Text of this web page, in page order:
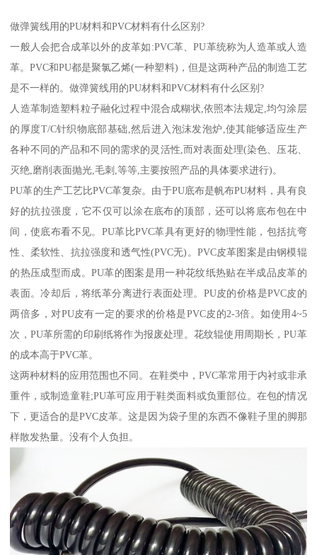
做弹簧线用的PU材料和PVC材料有什么区别?
一般人会把合成革以外的皮革如:PVC革、PU革统称为人造革或人造
革。PVC和PU都是聚氯乙烯(一种塑料)，但是这两种产品的制造工艺
是不一样的。做弹簧线用的PU材料和PVC材料有什么区别?
人造革制造塑料粒子融化过程中混合成糊状,依照本法规定,均匀涂层
的厚度T/C针织物底部基础,然后进入泡沫发泡炉,使其能够适应生产
各种不同的产品和不同的需求的灵活性,而对表面处理(染色、压花、
灭绝,磨削表面抛光,毛刺,等等,主要按照产品的具体要求进行)。
PU革的生产工艺比PVC革复杂。由于PU底布是帆布PU材料，具有良
好的抗拉强度，它不仅可以涂在底布的顶部，还可以将底布包在中
间，使底布看不见。PU革比PVC革具有更好的物理性能，包括抗弯
性、柔软性、抗拉强度和透气性(PVC无)。PVC皮革图案是由钢模辊
的热压成型而成。PU革的图案是用一种花纹纸热贴在半成品皮革的
表面。冷却后，将纸革分离进行表面处理。PU皮的价格是PVC皮的
两倍多，对PU皮有一定的要求的价格是PVC皮的2-3倍。如使用4~5
次，PU革所需的印刷纸将作为报废处理。花纹辊使用周期长，PU革
的成本高于PVC革。
这两种材料的应用范围也不同。在鞋类中，PVC革常用于内衬或非承
重件，或制造童鞋;PU革可应用于鞋类面料或负重部位。在包的情况
下，更适合的是PVC皮革。这是因为袋子里的东西不像鞋子里的脚那
样散发热量。没有个人负担。